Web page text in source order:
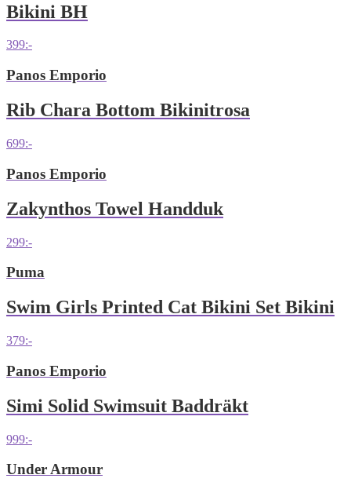
Bikini BH
399:-
Panos Emporio
Rib Chara Bottom Bikinitrosa
699:-
Panos Emporio
Zakynthos Towel Handduk
299:-
Puma
Swim Girls Printed Cat Bikini Set Bikini
379:-
Panos Emporio
Simi Solid Swimsuit Baddräkt
999:-
Under Armour